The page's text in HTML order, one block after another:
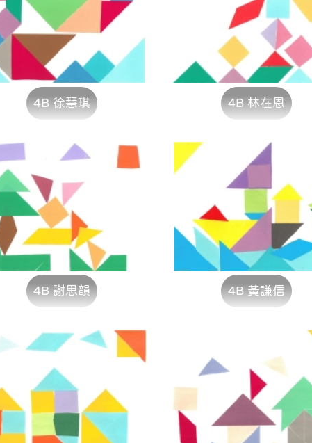
4B 徐慧琪 4B 林在恩
4B 謝思韻 4B 黃謙信